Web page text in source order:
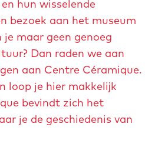
d
e
n
s
t
r
a
a
b
e
e
d
i
n
g
hun wisselende
bezoek aan het museum
maar geen genoeg
Dan raden we aan
aan Centre Céramique.
loop je hier makkelijk
bevindt zich het
je de geschiedenis van